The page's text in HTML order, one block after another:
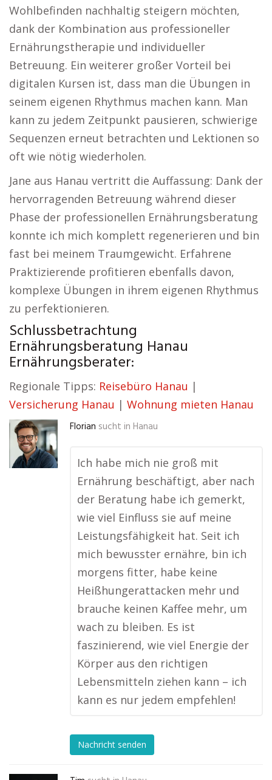
Wohlbefinden nachhaltig steigern möchten,
dank der Kombination aus professioneller
Ernährungstherapie und individueller
Betreuung. Ein weiterer großer Vorteil bei
digitalen Kursen ist, dass man die Übungen in
seinem eigenen Rhythmus machen kann. Man
kann zu jedem Zeitpunkt pausieren, schwierige
Sequenzen erneut betrachten und Lektionen so
oft wie nötig wiederholen.
Jane aus Hanau vertritt die Auffassung: Dank der
hervorragenden Betreuung während dieser
Phase der professionellen Ernährungsberatung
konnte ich mich komplett regenerieren und bin
fast bei meinem Traumgewicht. Erfahrene
Praktizierende profitieren ebenfalls davon,
komplexe Übungen in ihrem eigenen Rhythmus
zu perfektionieren.
Schlussbetrachtung
Ernährungsberatung Hanau
Ernährungsberater:
Regionale Tipps: Reisebüro Hanau |
Versicherung Hanau | Wohnung mieten Hanau
Florian sucht in Hanau
Ich habe mich nie groß mit
Ernährung beschäftigt, aber nach
der Beratung habe ich gemerkt,
wie viel Einfluss sie auf meine
Leistungsfähigkeit hat. Seit ich
mich bewusster ernähre, bin ich
morgens fitter, habe keine
Heißhungerattacken mehr und
brauche keinen Kaffee mehr, um
wach zu bleiben. Es ist
faszinierend, wie viel Energie der
Körper aus den richtigen
Lebensmitteln ziehen kann – ich
kann es nur jedem empfehlen!
Nachricht senden